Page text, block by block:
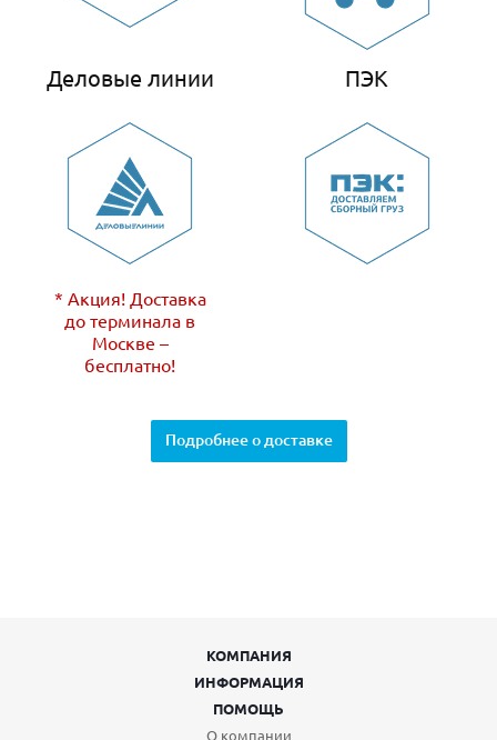
Деловые линии
* Акция! Доставка
до терминала в
Москве –
бесплатно!
ПЭК
Подробнее о доставке
КОМПАНИЯ
ИНФОРМАЦИЯ
ПОМОЩЬ
О компании